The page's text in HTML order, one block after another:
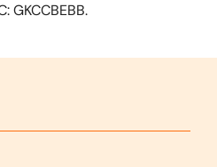
GKCCBEBB.